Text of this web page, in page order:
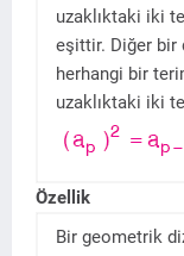
uzaklıktaki iki
eşittir. Diğer bir
herhangi bir
uzaklıktaki iki
Özellik
Bir geometrik